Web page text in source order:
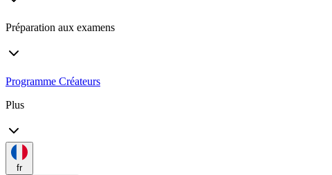
Préparation aux examens
Programme Créateurs
Plus
fr